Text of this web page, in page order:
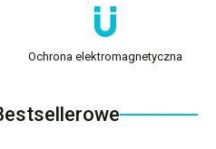
Ochrona elektromagnetyczna